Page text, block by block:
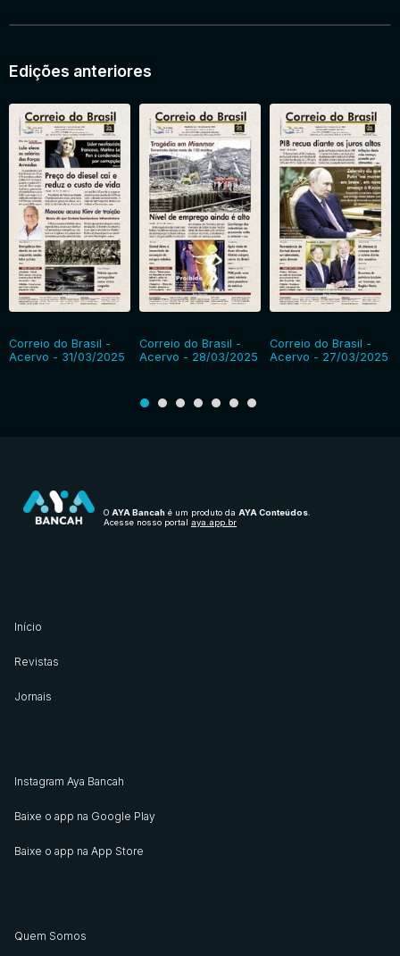
Edições anteriores
Correio do Brasil -
Acervo - 31/03/2025
Correio do Brasil -
Acervo - 28/03/2025
Correio do Brasil -
Acervo - 27/03/2025
O AYA Bancah é um produto da AYA Conteúdos
Acesse nosso portal aya.app.br
Início
Revistas
Jornais
Instagram Aya Bancah
Baixe o app na Google Play
Baixe o app na App Store
Quem Somos